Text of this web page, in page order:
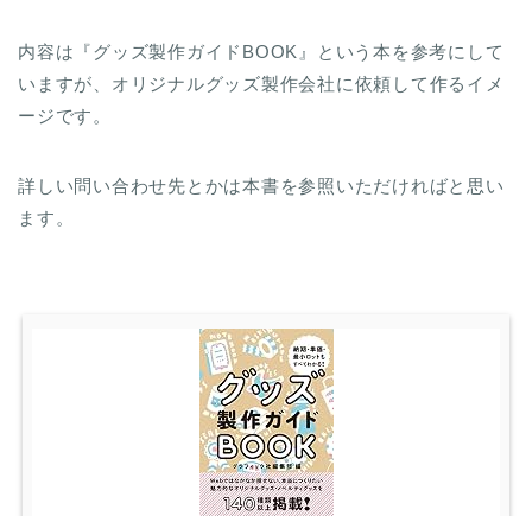
内容は『グッズ製作ガイドBOOK』という本を参考にして
いますが、オリジナルグッズ製作会社に依頼して作るイメ
ージです。
詳しい問い合わせ先とかは本書を参照いただければと思い
ます。